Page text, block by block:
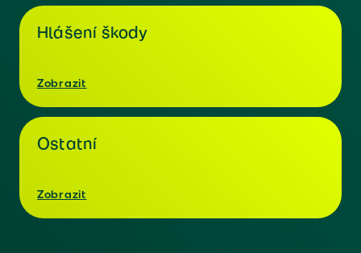
Hlášení škody
Zobrazit
Ostatní
Zobrazit